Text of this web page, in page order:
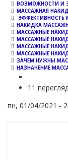
ВОЗМОЖНОСТИ И
МАССАЖНАЯ
ЭФФЕКТИВНОСТЬ
НАКИДКА
МАССАЖНЫЕ
МАССАЖНЫЕ
МАССАЖНЫЕ
МАССАЖНЫЕ
ЗАЧЕМ НУЖНЫ
НАЗНАЧЕНИЕ
11
пн, 01/04/2021 -